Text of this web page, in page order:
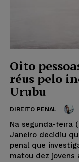
Oito
réus pelo
Urubu
DIREITO PENAL
Na segunda-feira
Janeiro decidiu
penal que
matou dez jovens